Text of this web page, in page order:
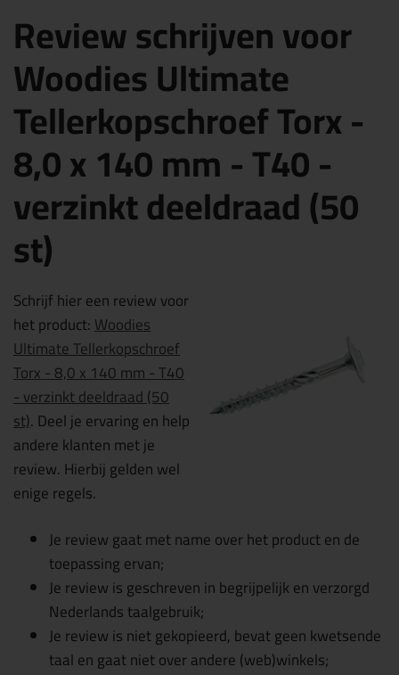
Review schrijven voor
Woodies Ultimate
Tellerkopschroef Torx -
8,0 x 140 mm - T40 -
verzinkt deeldraad (50
st)
Schrijf hier een review voor
het product:Woodies
Ultimate Tellerkopschroef
Torx - 8,0 x 140 mm - T40
- verzinkt deeldraad (50
st). Deel je ervaring en help
andere klanten met je
review. Hierbij gelden wel
enige regels.
Je review gaat met name over het product en de
toepassing ervan;
Je review is geschreven in begrijpelijk en verzorgd
Nederlands taalgebruik;
Je review is niet gekopieerd, bevat geen kwetsende
taal en gaat niet over andere (web)winkels;